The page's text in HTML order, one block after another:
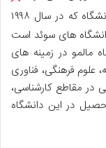
، دانشگاه مالمو است. این دانشگاه که در سال ۱۹۹۸
های سوئد است
مالمو در زمینه های
علوم فرهنگی، فناوری
در مقاطع کارشناسی،
در این دانشگاه